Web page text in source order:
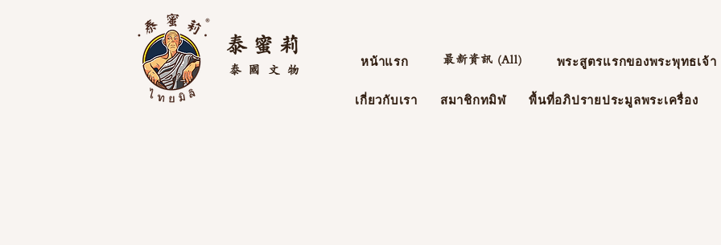
泰 蜜 莉
文物
泰國
หน้าแรก 最新資訊 (All) พระสูตรแรกของพระพุทธเจ้า
เกี่ยวกับเรา สมาชิกทมิฬ พื้นที่อภิปรายประมูลพระเครื่อง